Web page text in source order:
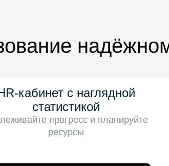
кабинет с наглядной
статистикой
прогресс и планируйте
ресурсы